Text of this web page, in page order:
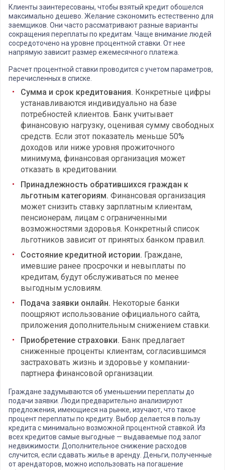
Клиенты заинтересованы, чтобы взятый кредит обошелся
максимально дешево. Желание сэкономить естественно для
заемщиков. Они часто рассматривают разные варианты
сокращения переплаты по кредитам. Чаще внимание людей
сосредоточено на уровне процентной ставки. От нее
напрямую зависит размер ежемесячного платежа.
Расчет процентной ставки проводится с учетом параметров,
перечисленных в списке.
Сумма и срок кредитования. Конкретные цифры
устанавливаются индивидуально на базе
потребностей клиентов. Банк учитывает
финансовую нагрузку, оценивая сумму свободных
средств. Если этот показатель меньше 50%
доходов или ниже уровня прожиточного
минимума, финансовая организация может
отказать в кредитовании.
Принадлежность обратившихся граждан к
льготным категориям. Финансовая организация
может снизить ставку зарплатным клиентам,
пенсионерам, лицам с ограниченными
возможностями здоровья. Конкретный список
льготников зависит от принятых банком правил.
Состояние кредитной истории. Граждане,
имевшие ранее просрочки и невыплаты по
кредитам, будут обслуживаться по менее
выгодным условиям.
Подача заявки онлайн. Некоторые банки
поощряют использование официального сайта,
приложения дополнительным снижением ставки.
Приобретение страховки. Банк предлагает
сниженные проценты клиентам, согласившимся
застраховать жизнь и здоровье у компании-
партнера финансовой организации.
Граждане задумываются об уменьшении переплаты до
подачи заявки. Люди предварительно анализируют
предложения, имеющиеся на рынке, изучают, что такое
процент переплаты по кредиту. Выбор делается в пользу
кредита с минимально возможной процентной ставкой. Из
всех кредитов самые выгодные — выдаваемые под залог
недвижимости. Дополнительное снижение расходов
случится, если сдавать жилье в аренду. Деньги, полученные
от арендаторов, можно использовать на погашение